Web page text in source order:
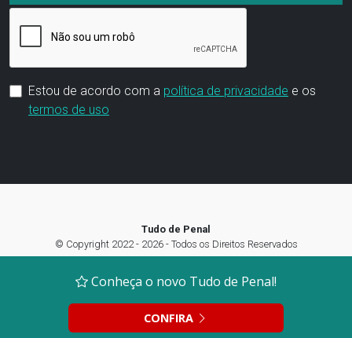
Conheça o novo Tudo de Penal!
CONFIRA
Estou de acordo com a política de privacidade e os
termos de uso
Tudo de Penal
© Copyright 2022 - 2026 - Todos os Direitos Reservados